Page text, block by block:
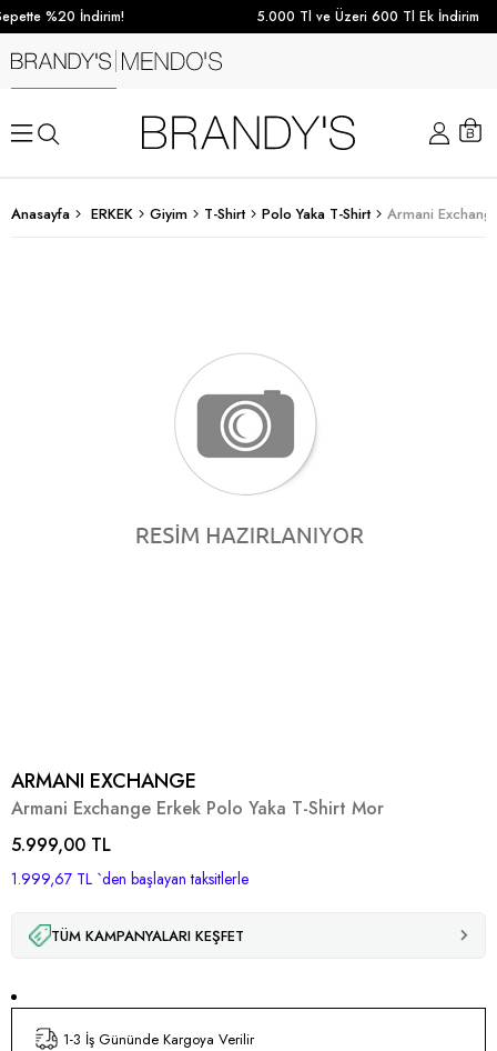
%20 İndirim! 5.000 Tl ve Üzeri 600 Tl Ek İndirim
Anasayfa ERKEK Giyim T-Shirt Polo Yaka T-Shirt Armani
ARMANI EXCHANGE
Armani Exchange Erkek Polo Yaka T-Shirt Mor
5.999,00 TL
1.999,67 TL `den başlayan taksitlerle
TÜM KAMPANYALARI KEŞFET
1-3 İş Gününde Kargoya Verilir